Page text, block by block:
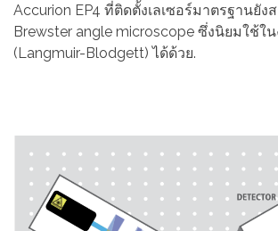
Accurion EP4 ที่ติดตั้งเลเซอร์มาตรฐานยัง
Brewster angle microscope ซึ่งนิยมใช้ใ
(Langmuir-Blodgett) ได้ด้วย.